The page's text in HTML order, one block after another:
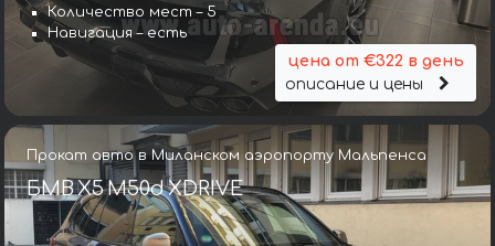
Количество мест – 5
Навигация – есть
цена от €322 в день
описание и цены
Прокат авто в Миланском аэропорту Мальпенса
БМВ X5 M50d XDRIVE